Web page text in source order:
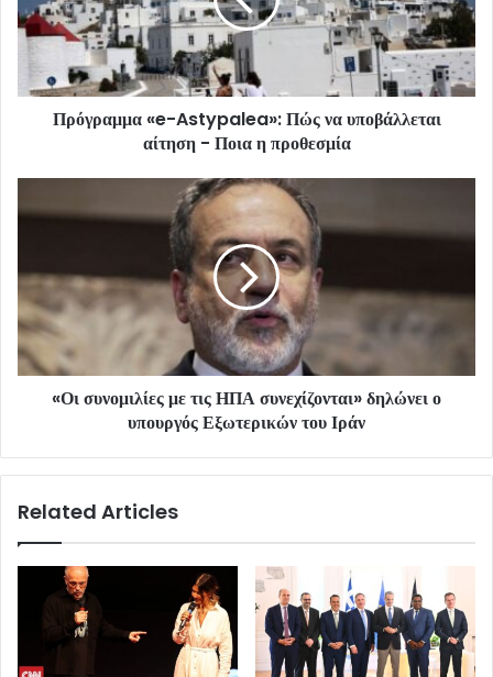
Πρόγραμμα «e-Astypalea»: Πώς να υποβάλλεται
αίτηση - Ποια η προθεσμία
«Οι συνομιλίες με τις ΗΠΑ συνεχίζονται» δηλώνει ο
υπουργός Εξωτερικών του Ιράν
Related Articles